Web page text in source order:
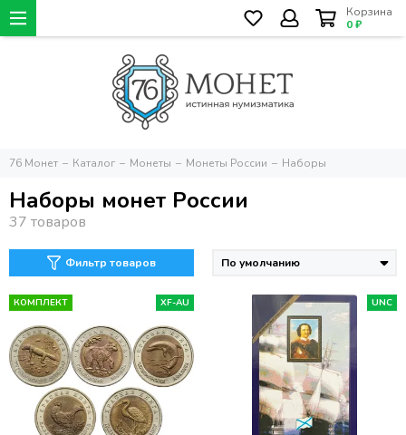
Корзина
0 ₽
76 Монет Каталог Монеты Монеты России Наборы
Наборы монет России
Фильтр товаров
КОМПЛЕКТ XF-AU UNC